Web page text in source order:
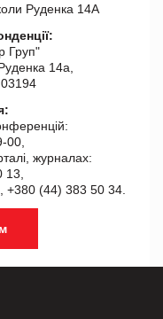
Руденка 14А
Груп"
14а,
00,
журналах:
13,
+380 (44) 383 50 34.